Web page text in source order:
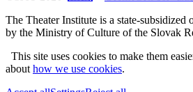
The Theater Institute is a state-subsidized
by the Ministry of Culture of the Slovak
This site uses cookies to make them
about how we use cookies.